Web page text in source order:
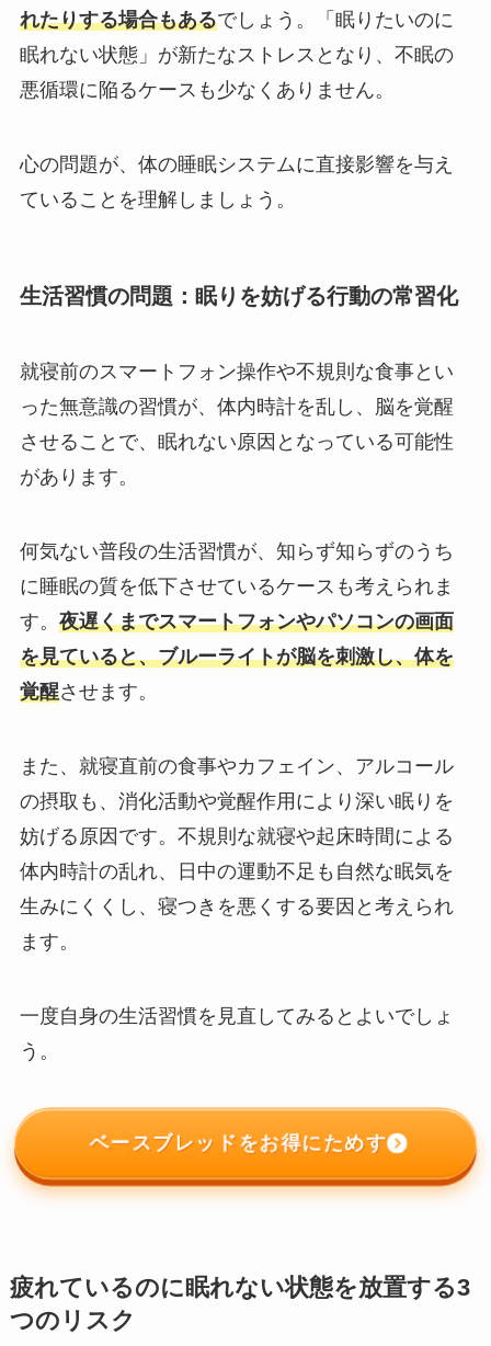
れたりする場合もあるでしょう。「眠りたいのに
眠れない状態」が新たなストレスとなり、不眠の
悪循環に陥るケースも少なくありません。
心の問題が、体の睡眠システムに直接影響を与え
ていることを理解しましょう。
生活習慣の問題：眠りを妨げる行動の常習化
就寝前のスマートフォン操作や不規則な食事とい
った無意識の習慣が、体内時計を乱し、脳を覚醒
させることで、眠れない原因となっている可能性
があります。
何気ない普段の生活習慣が、知らず知らずのうち
に睡眠の質を低下させているケースも考えられま
す。 夜遅くまでスマートフォンやパソコンの画面
を見ていると、ブルーライトが脳を刺激し、体を
覚醒させます。
また、就寝直前の食事やカフェイン、アルコール
の摂取も、消化活動や覚醒作用により深い眠りを
妨げる原因です。不規則な就寝や起床時間による
体内時計の乱れ、日中の運動不足も自然な眠気を
生みにくくし、寝つきを悪くする要因と考えられ
ます。
一度自身の生活習慣を見直してみるとよいでしょ
う。
ベースブレッドをお得にためす
疲れているのに眠れない状態を放置する3
つのリスク